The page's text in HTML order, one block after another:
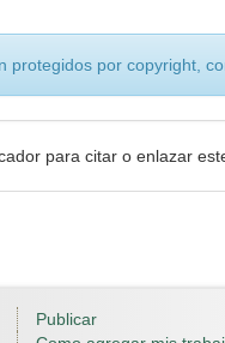
protegidos por copyright,
para citar o enlazar
Publicar